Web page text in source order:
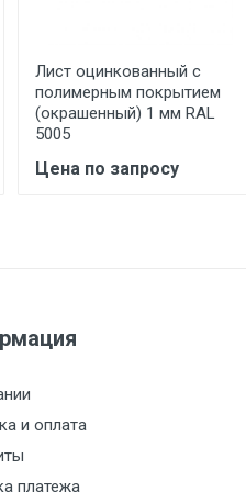
Лист оцинкованный с
полимерным покрытием
(окрашенный) 1 мм RAL
5005
Цена по запросу
и оплата
платежа